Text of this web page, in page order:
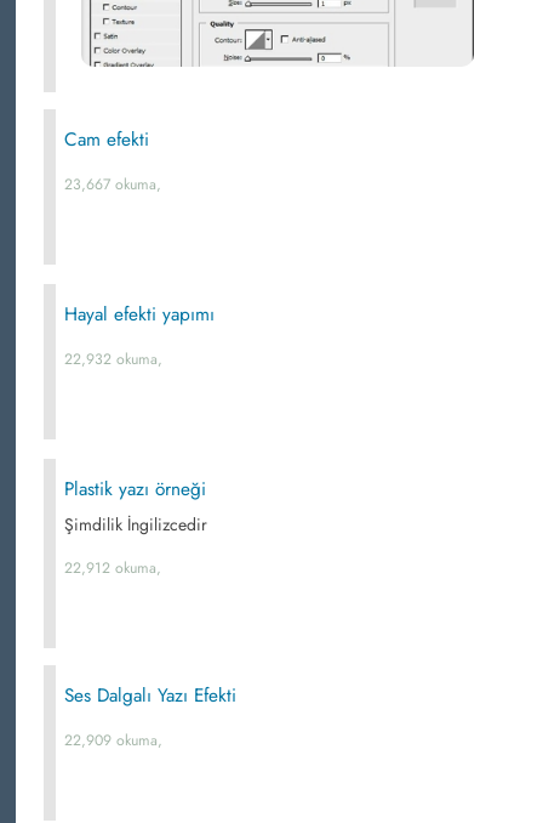
Cam efekti
23,667 okuma,
Hayal efekti yapımı
22,932 okuma,
Plastik yazı örneği
Şimdilik İngilizcedir
22,912 okuma,
Ses Dalgalı Yazı Efekti
22,909 okuma,